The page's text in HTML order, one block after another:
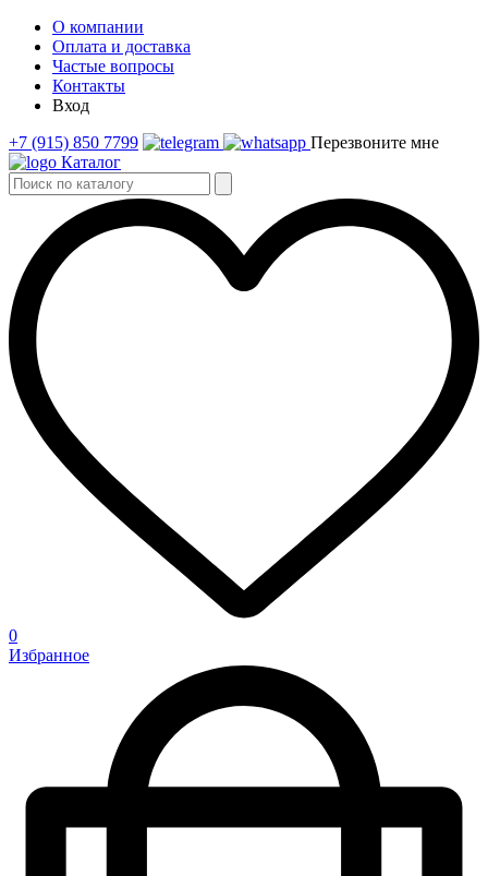
О компании
Оплата и доставка
Частые вопросы
Контакты
Вход
+7 (915) 850 7799
Перезвоните мне
Каталог
0
Избранное